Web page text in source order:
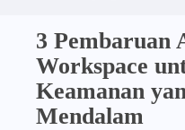
3 Pembaruan
Workspace
Keamanan
Mendalam